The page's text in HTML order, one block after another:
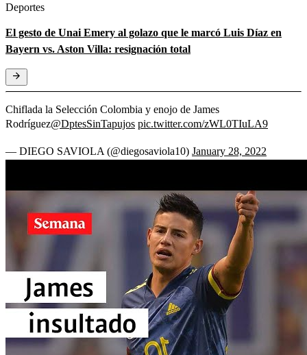
Deportes
El gesto de Unai Emery al golazo que le marcó Luis Díaz en
Bayern vs. Aston Villa: resignación total
Chiflada la Selección Colombia y enojo de James
Rodríguez@DptesSinTapujos pic.twitter.com/zWL0TIuLA9
— DIEGO SAVIOLA (@diegosaviola10) January 28, 2022